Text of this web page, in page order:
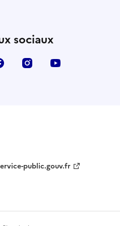
sociaux
facebook instagram
public.gouv.fr